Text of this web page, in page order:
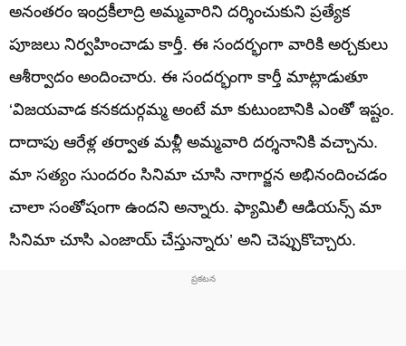
అనంతరం ఇంద్రకీలాద్రి అమ్మవారిని దర్శించుకుని ప్రత్యేక
పూజలు నిర్వహించాడు కార్తీ. ఈ సందర్భంగా వారికి అర్చకులు
ఆశీర్వాదం అందించారు. ఈ సందర్భంగా కార్తీ మాట్లాడుతూ
‘విజయవాడ కనకదుర్గమ్మ అంటే మా కుటుంబానికి ఎంతో ఇష్టం.
దాదాపు ఆరేళ్ల తర్వాత మళ్లీ అమ్మవారి దర్శనానికి వచ్చాను.
మా సత్యం సుందరం సినిమా చూసి నాగార్జన అభినందించడం
చాలా సంతోషంగా ఉందని అన్నారు. ఫ్యామిలీ ఆడియన్స్ మా
సినిమా చూసి ఎంజాయ్ చేస్తున్నారు’ అని చెప్పుకొచ్చారు.